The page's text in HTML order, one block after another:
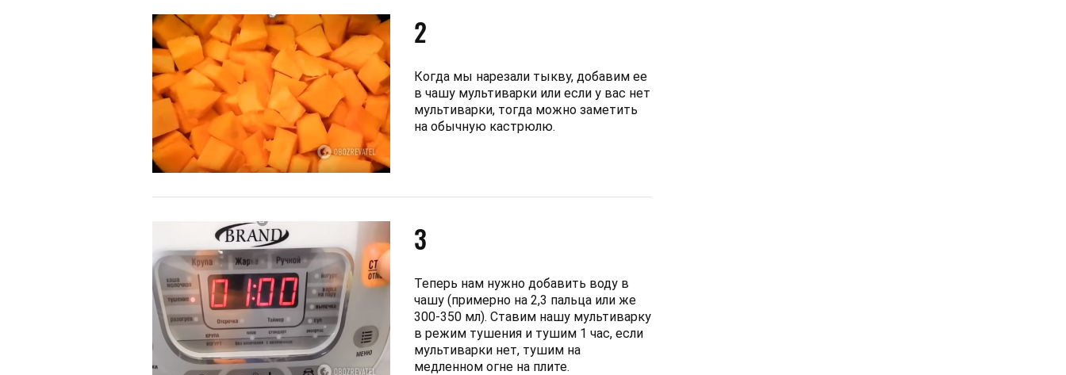
2
Когда мы нарезали тыкву, добавим ее
в чашу мультиварки или если у вас нет
мультиварки, тогда можно заметить
на обычную кастрюлю.
3
Теперь нам нужно добавить воду в
чашу (примерно на 2,3 пальца или же
300-350 мл). Ставим нашу мультиварку
в режим тушения и тушим 1 час, если
мультиварки нет, тушим на
медленном огне на плите.